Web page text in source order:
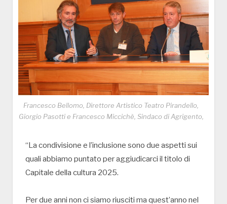
Francesco Bellomo, Direttore Artistico Teatro Pirandello,
Giorgio Pasotti e Francesco Miccichè, Sindaco di Agrigento,
“La condivisione e l’inclusione sono due aspetti sui
quali abbiamo puntato per aggiudicarci il titolo di
Capitale della cultura 2025.
Per due anni non ci siamo riusciti ma quest’anno nel